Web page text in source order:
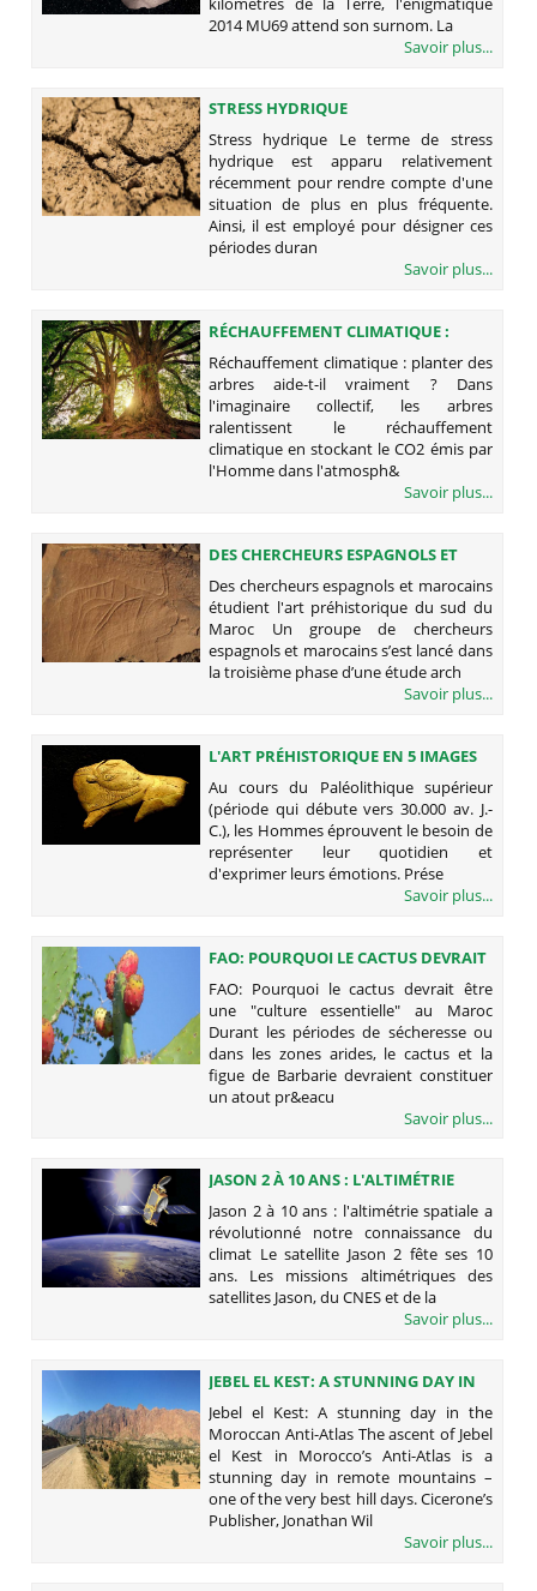
2014 MU69 attend son surnom. La
Savoir plus...
STRESS HYDRIQUE
Stress hydrique Le terme de stress
hydrique est apparu relativement
récemment pour rendre compte d'une
situation de plus en plus fréquente.
Ainsi, il est employé pour désigner ces
périodes duran
Savoir plus...
RÉCHAUFFEMENT CLIMATIQUE :
PLANTER DES ARBRES AIDE-T-IL
VRAIMENT ?
Réchauffement climatique : planter des
arbres aide-t-il vraiment ? Dans
l'imaginaire collectif, les arbres
ralentissent le réchauffement
climatique en stockant le CO2 émis par
l'Homme dans l'atmosph&
Savoir plus...
DES CHERCHEURS ESPAGNOLS ET
MAROCAINS ÉTUDIENT L'ART
PRÉHISTORIQUE DU SUD DU MAROC
Des chercheurs espagnols et marocains
étudient l'art préhistorique du sud du
Maroc Un groupe de chercheurs
espagnols et marocains s’est lancé dans
la troisième phase d’une étude arch
Savoir plus...
L'ART PRÉHISTORIQUE EN 5 IMAGES
EXCEPTIONNELLES
Au cours du Paléolithique supérieur
(période qui débute vers 30.000 av. J.-
C.), les Hommes éprouvent le besoin de
représenter leur quotidien et
d'exprimer leurs émotions. Prése
Savoir plus...
FAO: POURQUOI LE CACTUS DEVRAIT
ÊTRE UNE "CULTURE ESSENTIELLE"
AU MAROC
FAO: Pourquoi le cactus devrait être
une "culture essentielle" au Maroc
Durant les périodes de sécheresse ou
dans les zones arides, le cactus et la
figue de Barbarie devraient constituer
un atout pr&eacu
Savoir plus...
JASON 2 À 10 ANS : L'ALTIMÉTRIE
SPATIALE A RÉVOLUTIONNÉ NOTRE
CONNAISSANCE DU CLIMAT
Jason 2 à 10 ans : l'altimétrie spatiale a
révolutionné notre connaissance du
climat Le satellite Jason 2 fête ses 10
ans. Les missions altimétriques des
satellites Jason, du CNES et de la
Savoir plus...
JEBEL EL KEST: A STUNNING DAY IN
THE MOROCCAN ANTI-ATLAS
Jebel el Kest: A stunning day in the
Moroccan Anti-Atlas The ascent of Jebel
el Kest in Morocco’s Anti-Atlas is a
stunning day in remote mountains –
one of the very best hill days. Cicerone’s
Publisher, Jonathan Wil
Savoir plus...